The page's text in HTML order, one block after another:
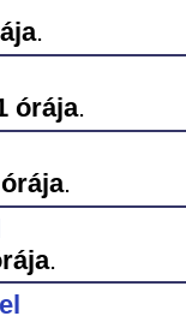
.
órája.
.
.